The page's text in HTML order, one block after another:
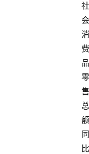
社
会
消
费
品
零
售
总
额
同
比